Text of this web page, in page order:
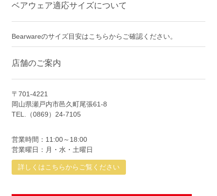
ベアウェア適応サイズについて
Bearwareのサイズ目安はこちらからご確認ください。
店舗のご案内
〒701-4221
岡山県瀬戸内市邑久町尾張61-8
TEL.（0869）24-7105
営業時間：11:00～18:00
営業曜日：月・水・土曜日
詳しくはこちらからご覧ください